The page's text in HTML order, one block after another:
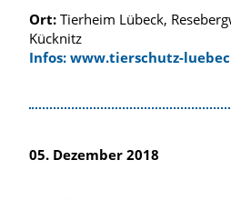
Ort: Tierheim Lübeck,
Kücknitz
Infos: www.tierschutz-
05. Dezember 2018